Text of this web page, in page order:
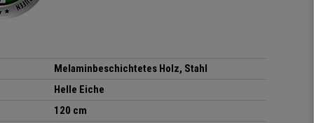
Melaminbeschichtetes Holz, Stahl
Helle Eiche
120 cm